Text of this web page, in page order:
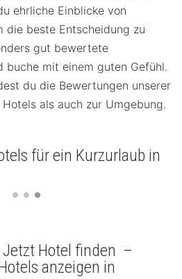
ehrliche Einblicke von
die beste Entscheidung zu
gut bewertete
buche mit einem guten Gefühl.
du die Bewertungen unserer
als auch zur Umgebung.
für ein Kurzurlaub in
Jetzt Hotel finden –
anzeigen in